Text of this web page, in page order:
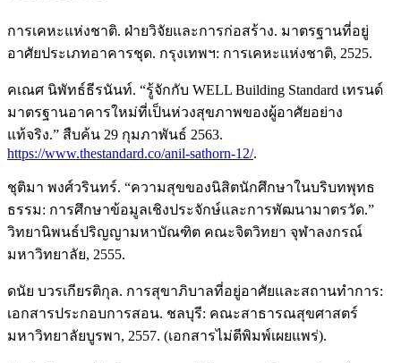
การเคหะแห่งชาติ. ฝ่ายวิจัยและการก่อสร้าง. มาตรฐานที่อยู่
อาศัยประเภทอาคารชุด. กรุงเทพฯ: การเคหะแห่งชาติ, 2525.
คเณศ นิพัทธ์ธีรนันท์. “รู้จักกับ WELL Building Standard เทรนด์
มาตรฐานอาคารใหม่ที่เป็นห่วงสุขภาพของผู้อาศัยอย่าง
แท้จริง.” สืบค้น 29 กุมภาพันธ์ 2563.
https://www.thestandard.co/anil-sathorn-12/.
ชุติมา พงศ์วรินทร์. “ความสุขของนิสิตนักศึกษาในบริบทพุทธ
ธรรม: การศึกษาข้อมูลเชิงประจักษ์และการพัฒนามาตรวัด.”
วิทยานิพนธ์ปริญญามหาบัณฑิต คณะจิตวิทยา จุฬาลงกรณ์
มหาวิทยาลัย, 2555.
ดนัย บวรเกียรติกุล. การสุขาภิบาลที่อยู่อาศัยและสถานทำการ:
เอกสารประกอบการสอน. ชลบุรี: คณะสาธารณสุขศาสตร์
มหาวิทยาลัยบูรพา, 2557. (เอกสารไม่ตีพิมพ์เผยแพร่).